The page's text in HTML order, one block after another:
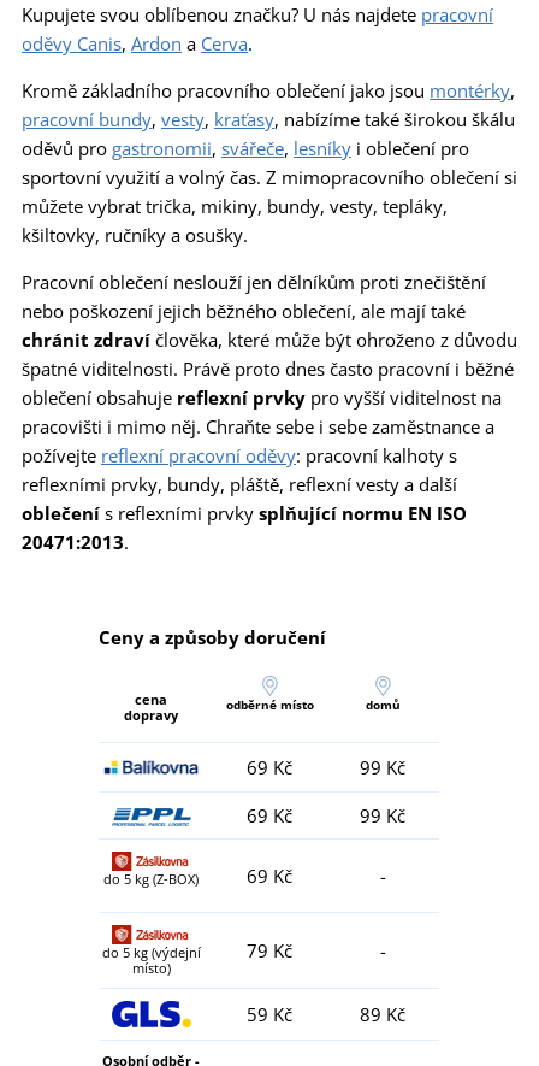
Kupujete svou oblíbenou značku? U nás najdete pracovní
oděvy Canis, Ardon a Cerva.
Kromě základního pracovního oblečení jako jsou montérky,
pracovní bundy, vesty, kraťasy, nabízíme také širokou škálu
oděvů pro gastronomii, svářeče, lesníky i oblečení pro
sportovní využití a volný čas. Z mimopracovního oblečení si
můžete vybrat trička, mikiny, bundy, vesty, tepláky,
kšiltovky, ručníky a osušky.
Pracovní oblečení neslouží jen dělníkům proti znečištění
nebo poškození jejich běžného oblečení, ale mají také
chránit zdraví člověka, které může být ohroženo z důvodu
špatné viditelnosti. Právě proto dnes často pracovní i běžné
oblečení obsahuje reflexní prvky pro vyšší viditelnost na
pracovišti i mimo něj. Chraňte sebe i sebe zaměstnance a
požívejte reflexní pracovní oděvy: pracovní kalhoty s
reflexními prvky, bundy, pláště, reflexní vesty a další
oblečení s reflexními prvky splňující normu EN ISO
20471:2013.
Ceny a způsoby doručení
cena
dopravy
odběrné místo domů
69 Kč
99 Kč
69 Kč
99 Kč
do 5 kg (Z-BOX) 69 Kč -
do 5 kg (výdejní
místo)
79 Kč -
59 Kč 89 Kč
Osobní odběr -